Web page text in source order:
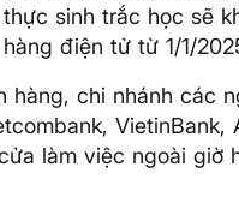
sinh trắc học sẽ
điện tử từ 1/1/
hàng, chi nhánh các
VietinBank,
làm việc ngoài giờ